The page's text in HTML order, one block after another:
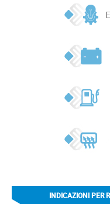
INDICAZIONI PER